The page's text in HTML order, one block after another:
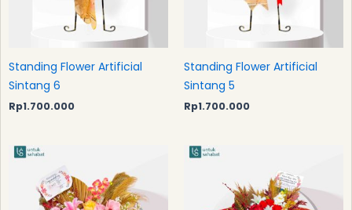
Standing Flower Artificial
Sintang 6
Rp1.700.000
Standing Flower Artificial
Sintang 5
Rp1.700.000